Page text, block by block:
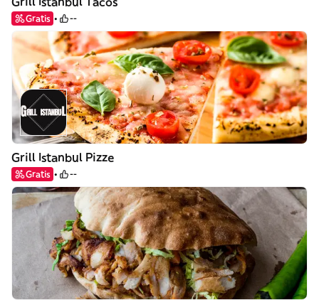
Gratis --
Grill Istanbul Pizze
Gratis --